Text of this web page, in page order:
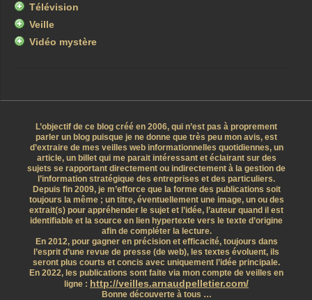
Télévision
Veille
Vidéo mystère
L’objectif de ce blog créé en 2006, qui n’est pas à proprement
parler un blog puisque je ne donne que très peu mon avis, est
d’extraire de mes veilles web informationnelles quotidiennes, un
article, un billet qui me parait intéressant et éclairant sur des
sujets se rapportant directement ou indirectement à la gestion de
l’information stratégique des entreprises et des particuliers.
Depuis fin 2009, je m’efforce que la forme des publications soit
toujours la même ; un titre, éventuellement une image, un ou des
extrait(s) pour appréhender le sujet et l’idée, l’auteur quand il est
identifiable et la source en lien hypertexte vers le texte d’origine
afin de compléter la lecture.
En 2012, pour gagner en précision et efficacité, toujours dans
l’esprit d’une revue de presse (de web), les textes évoluent, ils
seront plus courts et concis avec uniquement l’idée principale.
En 2022, les publications sont faite via mon compte de veilles en
ligne : http://veilles.arnaudpelletier.com/
Bonne découverte à tous …